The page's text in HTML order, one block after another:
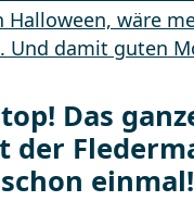
Das
der
einmal!